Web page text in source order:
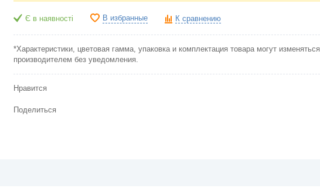
Є в наявності В избранные К сравнению
*Характеристики, цветовая гамма, упаковка и комплектация товара могут изменяться
производителем без уведомления.
Нравится
Поделиться